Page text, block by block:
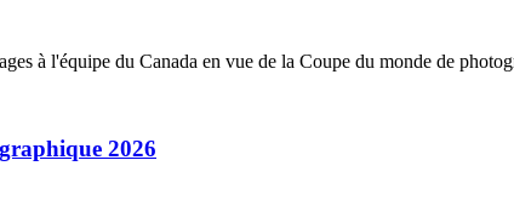
à l'équipe du Canada en vue de la Coupe du monde de
2026